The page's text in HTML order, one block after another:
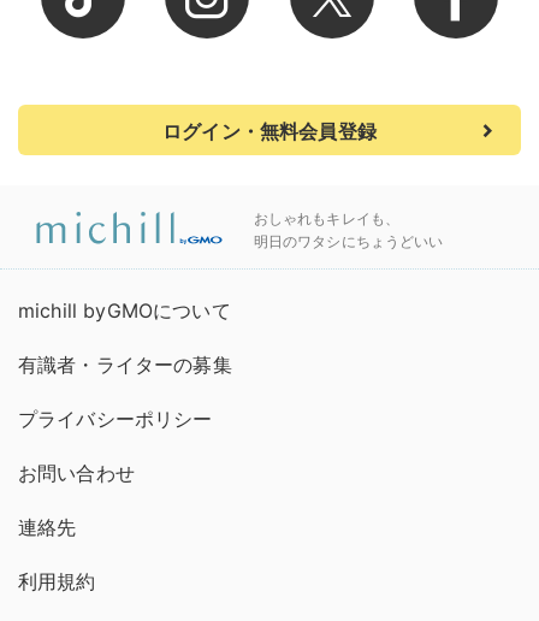
ログイン・無料会員登録
おしゃれもキレイも、
明日のワタシにちょうどいい
michill byGMOについて
有識者・ライターの募集
プライバシーポリシー
お問い合わせ
連絡先
利用規約